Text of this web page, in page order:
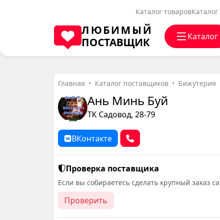
Каталог товаров
ЛЮБИМЫЙ
ПОСТАВЩИК
Каталог
Главная Каталог поставщиков Бижутерия
Ань Минь Буй
ТК Садовод, 28-79
ВКонтакте
Проверка поставщика
Если вы собираетесь сделать крупный заказ
Проверить